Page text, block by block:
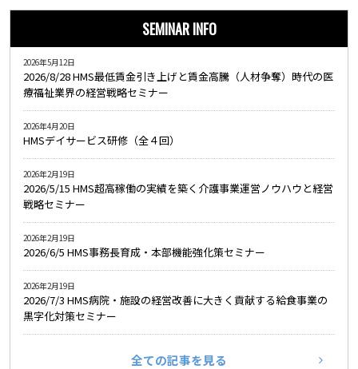
SEMINAR INFO
2026/8/28 HMS最低賃金引き上げと賃金高騰（人材争奪）時代の医
療福祉業界の経営戦略セミナー
2026年5月12日
HMSデイサービス研修（全４回）
2026年4月20日
2026/5/15 HMS超高稼働の実績を築く介護事業運営ノウハウと経営
戦略セミナー
2026年2月19日
2026/6/5 HMS事務長育成・本部機能強化策セミナー
2026年2月19日
2026/7/3 HMS病院・施設の経営改善に大きく貢献する給食事業の
黒字化対策セミナー
2026年2月19日
全ての記事を見る